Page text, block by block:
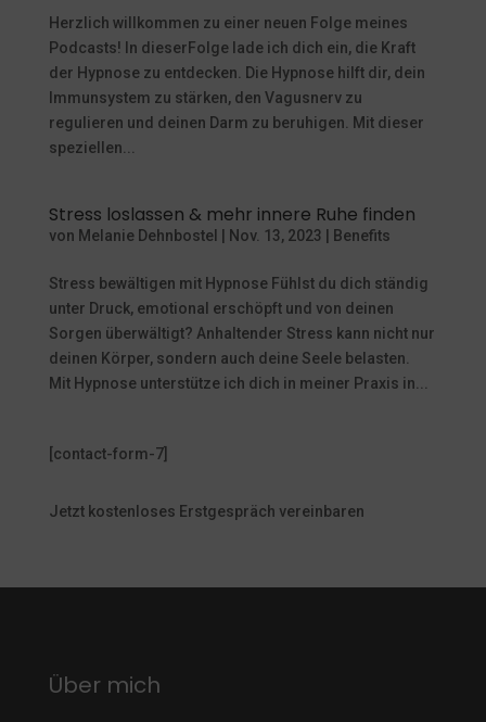
Herzlich willkommen zu einer neuen Folge meines
Podcasts! In dieserFolge lade ich dich ein, die Kraft
der Hypnose zu entdecken. Die Hypnose hilft dir, dein
Immunsystem zu stärken, den Vagusnerv zu
regulieren und deinen Darm zu beruhigen. Mit dieser
speziellen...
Stress loslassen & mehr innere Ruhe finden
von Melanie Dehnbostel Nov. 13, 2023 Benefits
Stress bewältigen mit Hypnose Fühlst du dich ständig
unter Druck, emotional erschöpft und von deinen
Sorgen überwältigt? Anhaltender Stress kann nicht nur
deinen Körper, sondern auch deine Seele belasten.
Mit Hypnose unterstütze ich dich in meiner Praxis in...
[contact-form-7]
Jetzt kostenloses Erstgespräch vereinbaren
Über mich